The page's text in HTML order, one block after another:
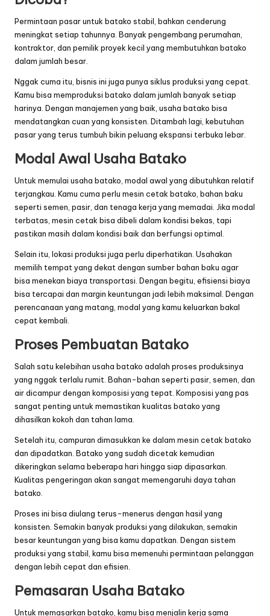
Permintaan pasar untuk batako stabil, bahkan cenderung
meningkat setiap tahunnya. Banyak pengembang perumahan,
kontraktor, dan pemilik proyek kecil yang membutuhkan batako
dalam jumlah besar.
Nggak cuma itu, bisnis ini juga punya siklus produksi yang cepat.
Kamu bisa memproduksi batako dalam jumlah banyak setiap
harinya. Dengan manajemen yang baik, usaha batako bisa
mendatangkan cuan yang konsisten. Ditambah lagi, kebutuhan
pasar yang terus tumbuh bikin peluang ekspansi terbuka lebar.
Modal Awal Usaha Batako
Untuk memulai usaha batako, modal awal yang dibutuhkan relatif
terjangkau. Kamu cuma perlu mesin cetak batako, bahan baku
seperti semen, pasir, dan tenaga kerja yang memadai. Jika modal
terbatas, mesin cetak bisa dibeli dalam kondisi bekas, tapi
pastikan masih dalam kondisi baik dan berfungsi optimal.
Selain itu, lokasi produksi juga perlu diperhatikan. Usahakan
memilih tempat yang dekat dengan sumber bahan baku agar
bisa menekan biaya transportasi. Dengan begitu, efisiensi biaya
bisa tercapai dan margin keuntungan jadi lebih maksimal. Dengan
perencanaan yang matang, modal yang kamu keluarkan bakal
cepat kembali.
Proses Pembuatan Batako
Salah satu kelebihan usaha batako adalah proses produksinya
yang nggak terlalu rumit. Bahan-bahan seperti pasir, semen, dan
air dicampur dengan komposisi yang tepat. Komposisi yang pas
sangat penting untuk memastikan kualitas batako yang
dihasilkan kokoh dan tahan lama.
Setelah itu, campuran dimasukkan ke dalam mesin cetak batako
dan dipadatkan. Batako yang sudah dicetak kemudian
dikeringkan selama beberapa hari hingga siap dipasarkan.
Kualitas pengeringan akan sangat memengaruhi daya tahan
batako.
Proses ini bisa diulang terus-menerus dengan hasil yang
konsisten. Semakin banyak produksi yang dilakukan, semakin
besar keuntungan yang bisa kamu dapatkan. Dengan sistem
produksi yang stabil, kamu bisa memenuhi permintaan pelanggan
dengan lebih cepat dan efisien.
Pemasaran Usaha Batako
Untuk memasarkan batako, kamu bisa menjalin kerja sama